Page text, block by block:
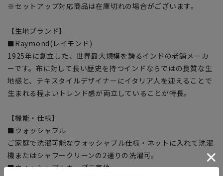
※セットアップ対応商品は在庫切れの場合がございます。
【生地ブランド】
■Raymond(レイモンド)
1925年に創立した、世界最大規模を誇るインドの老舗メーカ
ーです。布に対して長い歴史を持つインドならではの良質な生
地感と、テキスタイルデザイナーにイタリア人を迎えることで
生まれる程よいトレンド感が両立していることが特長。
【機能・仕様】
■ウォッシャブル
ご家庭で洗濯可能なウォッシャブル仕様・ネットに入れて洗濯
機またはシャワークリーンの2通りの洗濯可。
■ウォッシャブルキュプラ裏地